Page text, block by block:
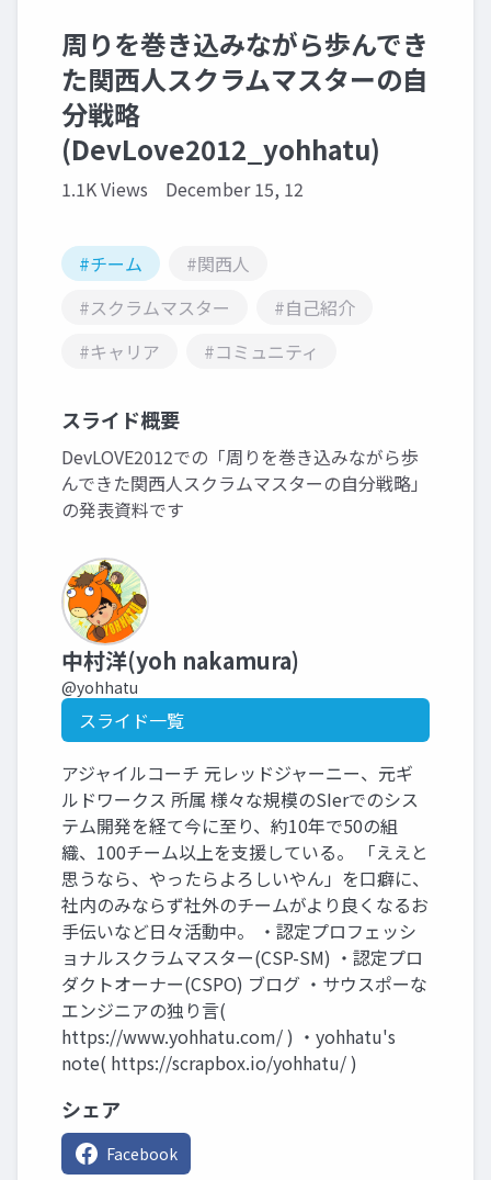
周りを巻き込みながら歩んでき
た関西人スクラムマスターの自
分戦略
(DevLove2012_yohhatu)
1.1K Views December 15, 12
#チーム
#関西人
#スクラムマスター
#自己紹介
#キャリア
#コミュニティ
スライド概要
DevLOVE2012での「周りを巻き込みながら歩
んできた関西人スクラムマスターの自分戦略」
の発表資料です
中村洋(yoh nakamura)
@yohhatu
スライド一覧
アジャイルコーチ 元レッドジャーニー、元ギ
ルドワークス 所属 様々な規模のSIerでのシス
テム開発を経て今に至り、約10年で50の組
織、100チーム以上を支援している。 「ええと
思うなら、やったらよろしいやん」を口癖に、
社内のみならず社外のチームがより良くなるお
手伝いなど日々活動中。 ・認定プロフェッシ
ョナルスクラムマスター(CSP-SM) ・認定プロ
ダクトオーナー(CSPO) ブログ ・サウスポーな
エンジニアの独り言(
https://www.yohhatu.com/ ) ・yohhatu's
note( https://scrapbox.io/yohhatu/ )
シェア
Facebook